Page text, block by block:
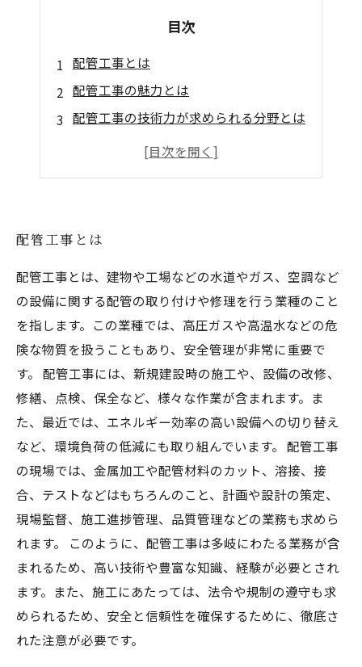
目次
配管工事とは
配管工事の魅力とは
配管工事の技術力が求められる分野とは
配管工事において重要な安全管理とは
配管工事とは
配管工事とは、建物や工場などの水道やガス、空調など
の設備に関する配管の取り付けや修理を行う業種のこと
を指します。この業種では、高圧ガスや高温水などの危
険な物質を扱うこともあり、安全管理が非常に重要で
す。 配管工事には、新規建設時の施工や、設備の改修、
修繕、点検、保全など、様々な作業が含まれます。ま
た、最近では、エネルギー効率の高い設備への切り替え
など、環境負荷の低減にも取り組んでいます。 配管工事
の現場では、金属加工や配管材料のカット、溶接、接
合、テストなどはもちろんのこと、計画や設計の策定、
現場監督、施工進捗管理、品質管理などの業務も求めら
れます。 このように、配管工事は多岐にわたる業務が含
まれるため、高い技術や豊富な知識、経験が必要とされ
ます。また、施工にあたっては、法令や規制の遵守も求
められるため、安全と信頼性を確保するために、徹底さ
れた注意が必要です。